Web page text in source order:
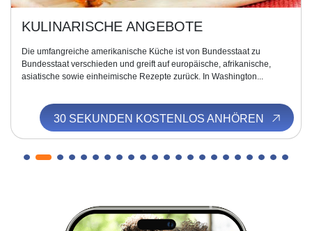
KULINARISCHE ANGEBOTE
Die umfangreiche amerikanische Küche ist von Bundesstaat zu
Bundesstaat verschieden und greift auf europäische, afrikanische,
asiatische sowie einheimische Rezepte zurück. In Washington...
30 SEKUNDEN KOSTENLOS ANHÖREN